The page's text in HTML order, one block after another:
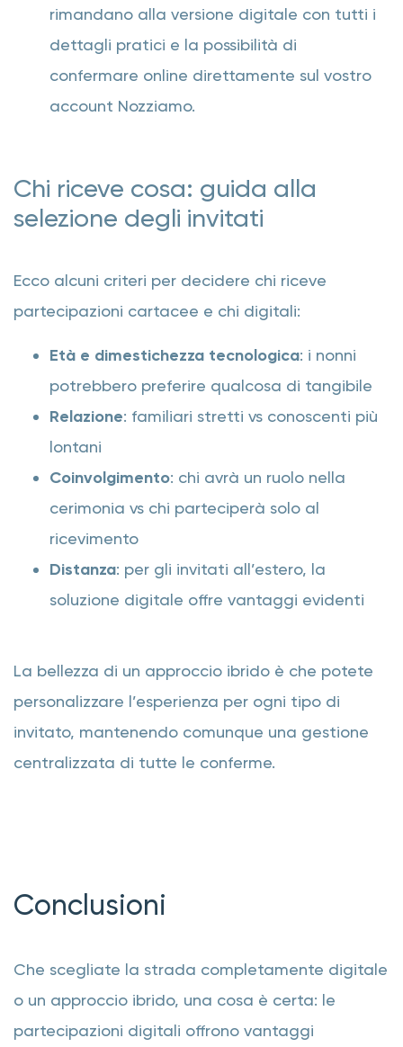
rimandano alla versione digitale con tutti i
dettagli pratici e la possibilità di
confermare online direttamente sul vostro
account Nozziamo.
Chi riceve cosa: guida alla
selezione degli invitati
Ecco alcuni criteri per decidere chi riceve
partecipazioni cartacee e chi digitali:
Età e dimestichezza tecnologica: i nonni
potrebbero preferire qualcosa di tangibile
Relazione: familiari stretti vs conoscenti più
lontani
Coinvolgimento: chi avrà un ruolo nella
cerimonia vs chi parteciperà solo al
ricevimento
Distanza: per gli invitati all’estero, la
soluzione digitale offre vantaggi evidenti
La bellezza di un approccio ibrido è che potete
personalizzare l’esperienza per ogni tipo di
invitato, mantenendo comunque una gestione
centralizzata di tutte le conferme.
Conclusioni
Che scegliate la strada completamente digitale
o un approccio ibrido, una cosa è certa: le
partecipazioni digitali offrono vantaggi